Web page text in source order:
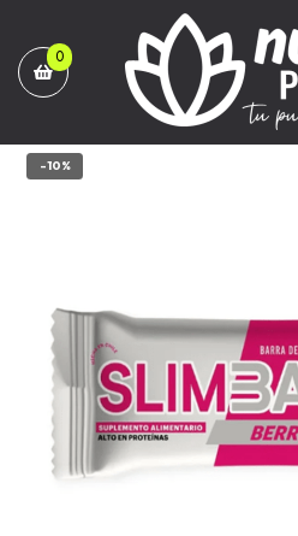
0
-10%